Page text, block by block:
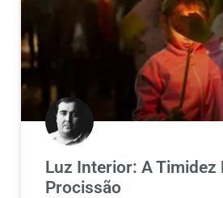
Luz Interior: A Timidez
Procissão